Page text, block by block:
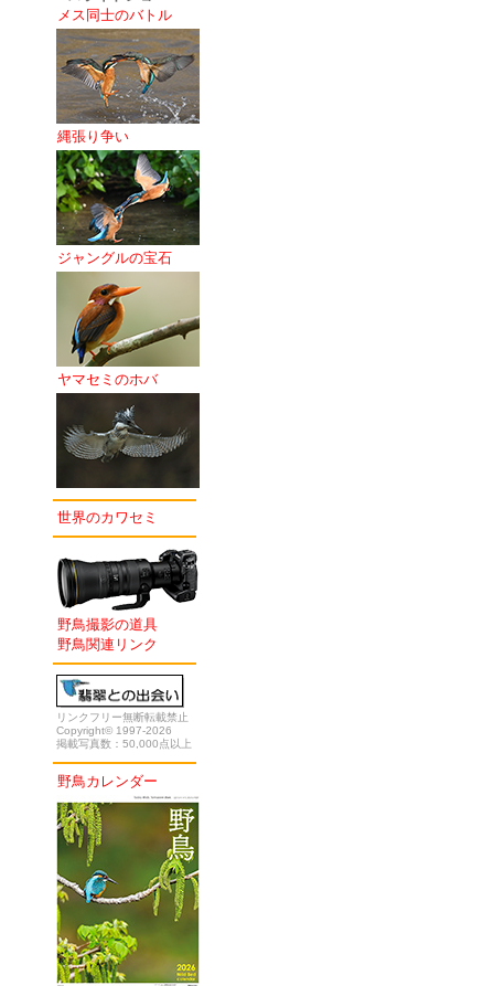
メス同士のバトル
縄張り争い
ジャングルの宝石
ヤマセミのホバ
世界のカワセミ
野鳥撮影の道具
野鳥関連リンク
リンクフリー無断転載禁止
Copyright© 1997-2026
掲載写真数：50,000点以上
野鳥カレンダー